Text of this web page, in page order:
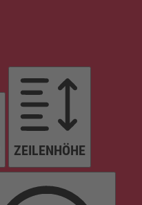
ZEILENHÖHE